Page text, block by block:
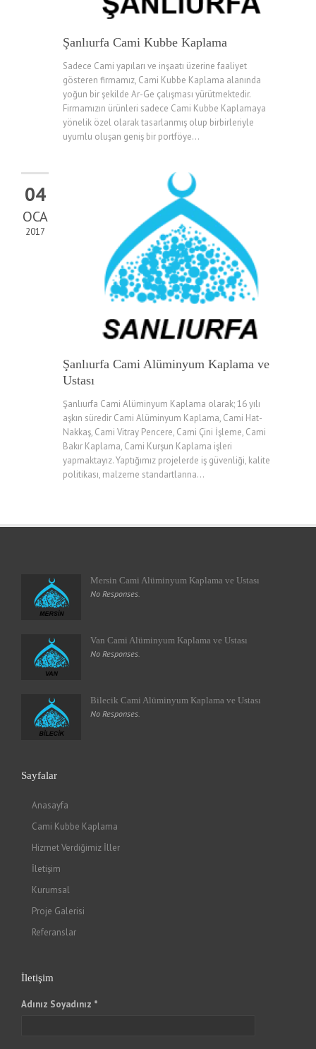
Şanlıurfa Cami Kubbe Kaplama
Sadece Cami yapıları ve inşaatı üzerine faaliyet
gösteren firmamız, Cami Kubbe Kaplama alanında
yoğun bir şekilde Ar-Ge çalışması yürütmektedir.
Firmamızın ürünleri sadece Cami Kubbe Kaplamaya
yönelik özel olarak tasarlanmış olup birbirleriyle
uyumlu oluşan geniş bir portföye...
04
OCA
2017
Şanlıurfa Cami Alüminyum Kaplama ve
Ustası
Şanlıurfa Cami Alüminyum Kaplama olarak; 16 yılı
aşkın süredir Cami Alüminyum Kaplama, Cami Hat-
Nakkaş, Cami Vitray Pencere, Cami Çini İşleme, Cami
Bakır Kaplama, Cami Kurşun Kaplama işleri
yapmaktayız. Yaptığımız projelerde iş güvenliği, kalite
politikası, malzeme standartlarına...
Mersin Cami Alüminyum Kaplama ve Ustası
No Responses.
Van Cami Alüminyum Kaplama ve Ustası
No Responses.
Bilecik Cami Alüminyum Kaplama ve Ustası
No Responses.
Sayfalar
Anasayfa
Cami Kubbe Kaplama
Hizmet Verdiğimiz İller
İletişim
Kurumsal
Proje Galerisi
Referanslar
İletişim
Adınız Soyadınız *